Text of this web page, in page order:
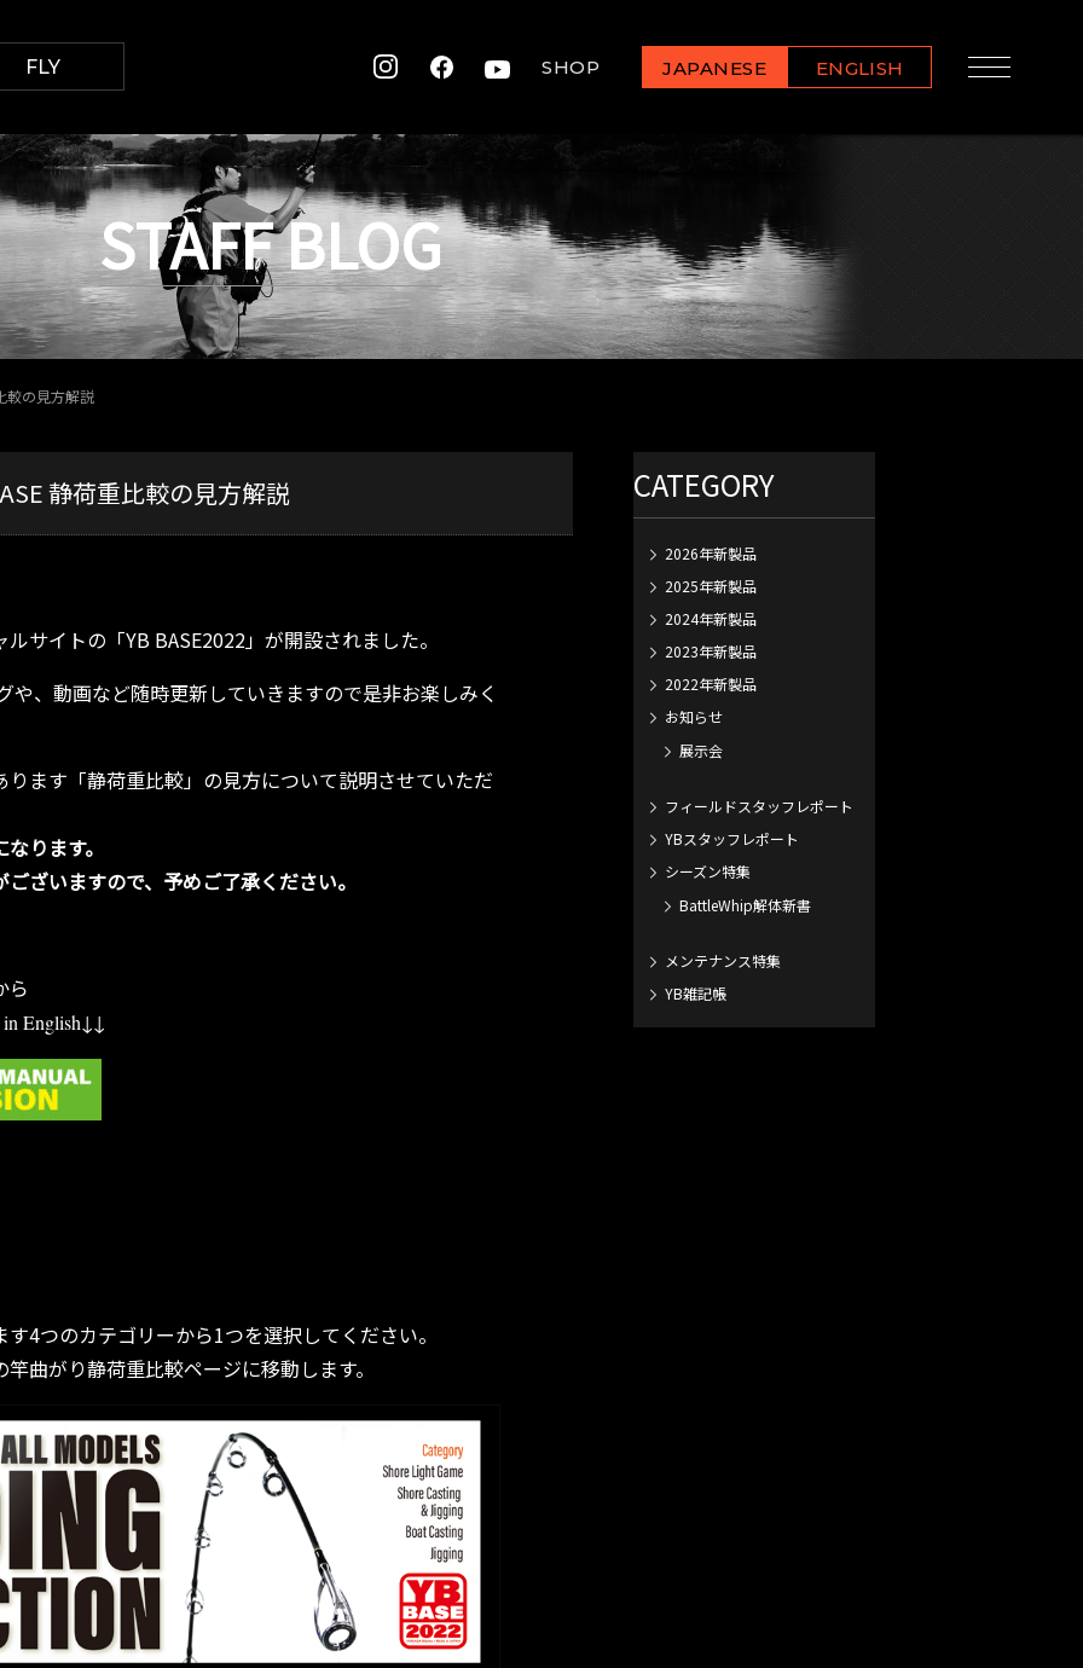
FLY SHOP JAPANESE ENGLISH
STAFF BLOG
較の見方解説
静荷重比較の見方解説
サイトの「YB BASE2022」が開設されました。
や、動画など随時更新していきますので是非お楽しみく
ます「静荷重比較」の見方について説明させていただ
ります。
ざいますので、予めご了承ください。
ら
English↓↓
4つのカテゴリーから1つを選択してください。
曲がり静荷重比較ページに移動します。
CATEGORY
2026年新製品
2025年新製品
2024年新製品
2023年新製品
2022年新製品
お知らせ
展示会
フィールドスタッフレポート
YBスタッフレポート
シーズン特集
BattleWhip解体新書
メンテナンス特集
YB雑記帳